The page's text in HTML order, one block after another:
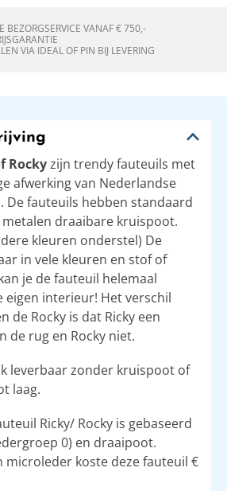
BEZORGSERVICE VANAF € 750,-
VIA IDEAL OF PIN BIJ LEVERING
Rockyzijn trendy fauteuils met
afwerking van Nederlandse
De fauteuils hebben standaard
draaibare kruispoot.
kleuren onderstel) De
in vele kleuren en stof of
je de fauteuil helemaal
eigen interieur! Het verschil
de Rocky is dat Ricky een
de rug en Rocky niet.
leverbaar zonder kruispoot of
laag.
Ricky/ Rocky is gebaseerd
0) en draaipoot.
microleder koste deze fauteuil €